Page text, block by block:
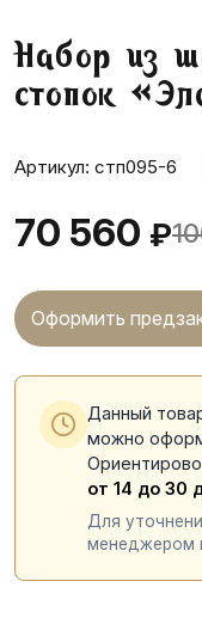
Набор из
стопок
Артикул: стп095-6
70 560 ₽
Оформить
Данный
можно
от 14 до 30
Для
менеджером